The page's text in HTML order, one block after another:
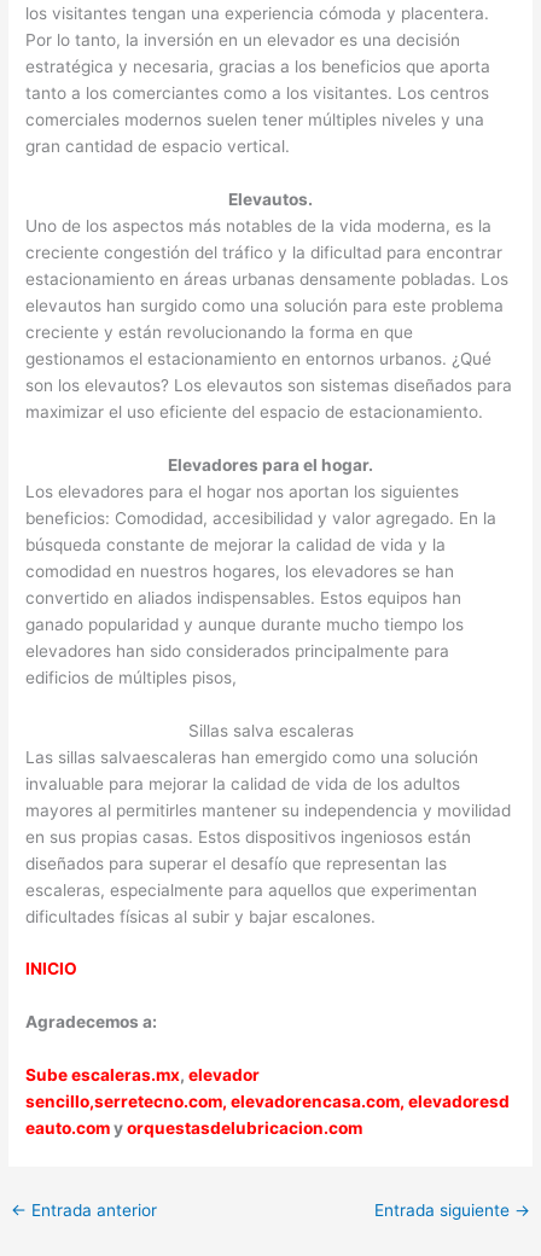
los visitantes tengan una experiencia cómoda y placentera.
Por lo tanto, la inversión en un elevador es una decisión
estratégica y necesaria, gracias a los beneficios que aporta
tanto a los comerciantes como a los visitantes. Los centros
comerciales modernos suelen tener múltiples niveles y una
gran cantidad de espacio vertical.
Elevautos.
Uno de los aspectos más notables de la vida moderna, es la
creciente congestión del tráfico y la dificultad para encontrar
estacionamiento en áreas urbanas densamente pobladas. Los
elevautos han surgido como una solución para este problema
creciente y están revolucionando la forma en que
gestionamos el estacionamiento en entornos urbanos. ¿Qué
son los elevautos? Los elevautos son sistemas diseñados para
maximizar el uso eficiente del espacio de estacionamiento.
Elevadores para el hogar.
Los elevadores para el hogar nos aportan los siguientes
beneficios: Comodidad, accesibilidad y valor agregado. En la
búsqueda constante de mejorar la calidad de vida y la
comodidad en nuestros hogares, los elevadores se han
convertido en aliados indispensables. Estos equipos han
ganado popularidad y aunque durante mucho tiempo los
elevadores han sido considerados principalmente para
edificios de múltiples pisos,
Sillas salva escaleras
Las sillas salvaescaleras han emergido como una solución
invaluable para mejorar la calidad de vida de los adultos
mayores al permitirles mantener su independencia y movilidad
en sus propias casas. Estos dispositivos ingeniosos están
diseñados para superar el desafío que representan las
escaleras, especialmente para aquellos que experimentan
dificultades físicas al subir y bajar escalones.
INICIO
Agradecemos a:
Sube escaleras.mx,elevador
sencillo,serretecno.com, elevadorencasa.com, elevadoresd
eauto.comyorquestasdelubricacion.com
← Entrada anterior Entrada siguiente →